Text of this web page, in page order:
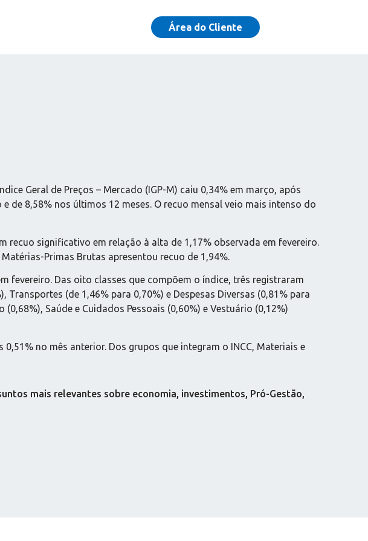
Área do Cliente
Geral de Preços – Mercado (IGP-M) caiu 0,34% em março, após
de 8,58% nos últimos 12 meses. O recuo mensal veio mais intenso do
recuo significativo em relação à alta de 1,17% observada em fevereiro.
Primas Brutas apresentou recuo de 1,94%.
fevereiro. Das oito classes que compõem o índice, três registraram
(de 1,46% para 0,70%) e Despesas Diversas (0,81% para
Saúde e Cuidados Pessoais (0,60%) e Vestuário (0,12%)
no mês anterior. Dos grupos que integram o INCC, Materiais e
mais relevantes sobre economia, investimentos, Pró-Gestão,